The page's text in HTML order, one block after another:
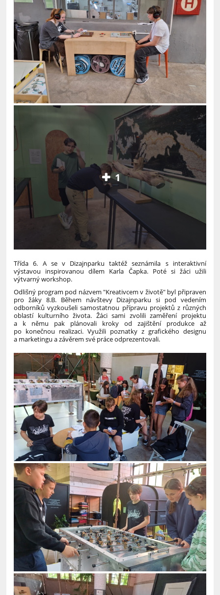
1
Třída 6. A se v Dizajnparku taktéž seznámila s interaktivní
výstavou inspirovanou dílem Karla Čapka. Poté si žáci užili
výtvarný workshop.
Odlišný program pod názvem "Kreativcem v životě" byl připraven
pro žáky 8.B. Během návštevy Dizajnparku si pod vedením
odborníků vyzkoušeli samostatnou přípravu projektů z různých
oblastí kulturního života. Žáci sami zvolili zaměření projektu
a k němu pak plánovali kroky od zajištění produkce až
po konečnou realizaci. Využili poznatky z grafického designu
a marketingu a závěrem své práce odprezentovali.